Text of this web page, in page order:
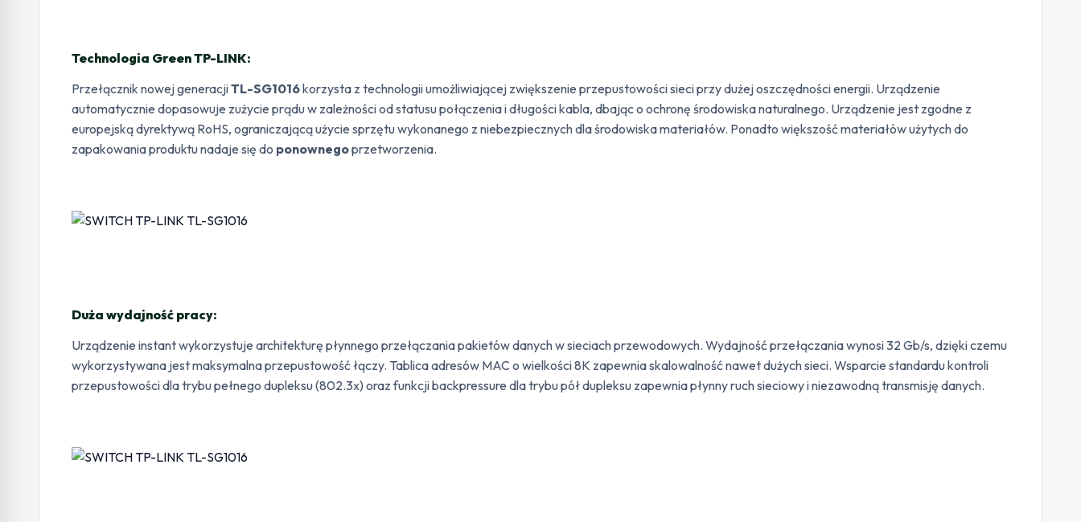
Technologia Green TP-LINK:
Przełącznik nowej generacjiTL-SG1016korzysta z technologii umożliwiającej zwiększenie przepustowości sieci przy dużej oszczędności energii. Urządzenie
automatycznie dopasowuje zużycie prądu w zależności od statusu połączenia i długości kabla, dbając o ochronę środowiska naturalnego. Urządzenie jest zgodne z
europejską dyrektywą RoHS, ograniczającą użycie sprzętu wykonanego z niebezpiecznych dla środowiska materiałów. Ponadto większość materiałów użytych do
zapakowania produktu nadaje się do ponownegoprzetworzenia.
Duża wydajność pracy:
Urządzenie instant wykorzystuje architekturę płynnego przełączania pakietów danych w sieciach przewodowych. Wydajność przełączania wynosi 32 Gb/s, dzięki czemu
wykorzystywana jest maksymalna przepustowość łączy. Tablica adresów MAC o wielkości 8K zapewnia skalowalność nawet dużych sieci. Wsparcie standardu kontroli
przepustowości dla trybu pełnego dupleksu (802.3x) oraz funkcji backpressure dla trybu pół dupleksu zapewnia płynny ruch sieciowy i niezawodną transmisję danych.